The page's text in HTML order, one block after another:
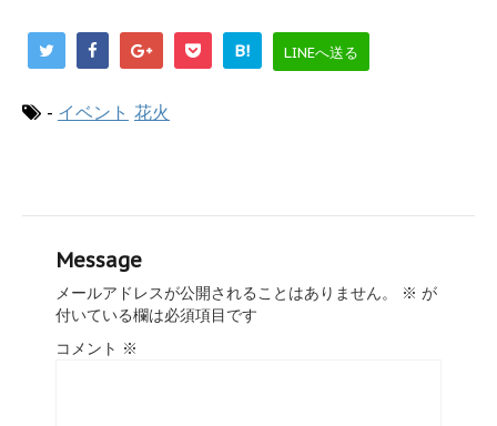
B! LINEへ送る
- イベント 花火
Message
メールアドレスが公開されることはありません。 ※ が
付いている欄は必須項目です
コメント ※